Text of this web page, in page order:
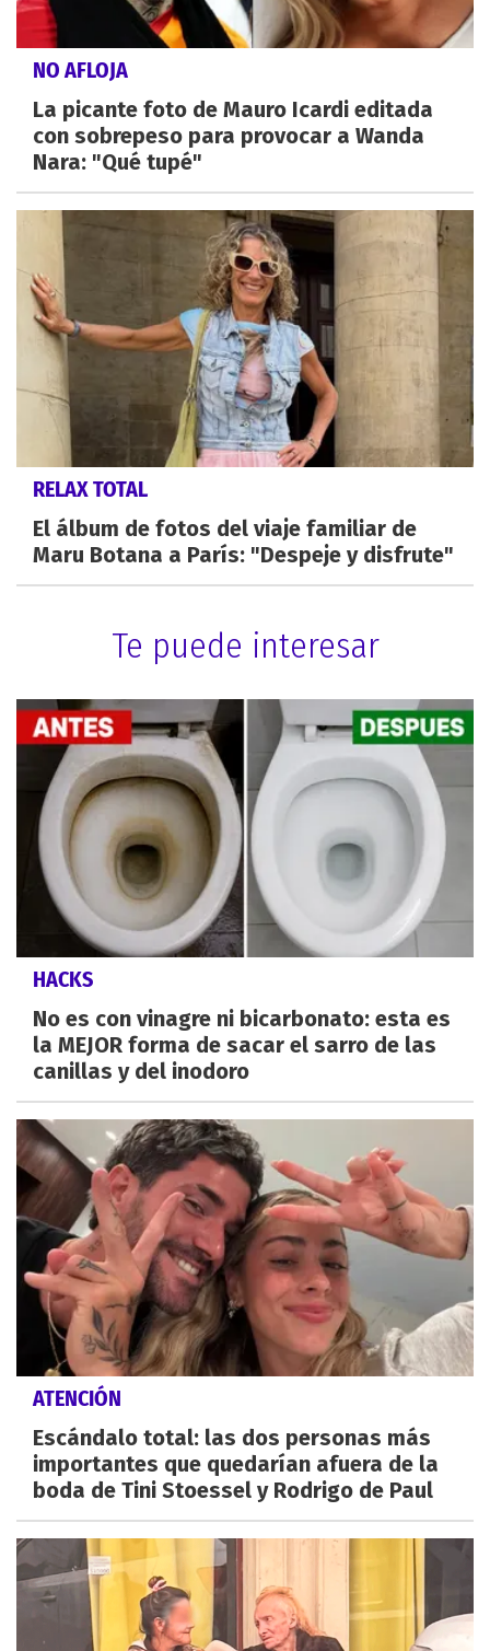
NO AFLOJA
La picante foto de Mauro Icardi editada
con sobrepeso para provocar a Wanda
Nara: "Qué tupé"
RELAX TOTAL
El álbum de fotos del viaje familiar de
Maru Botana a París: "Despeje y disfrute"
Te puede interesar
HACKS
No es con vinagre ni bicarbonato: esta es
la MEJOR forma de sacar el sarro de las
canillas y del inodoro
ATENCIÓN
Escándalo total: las dos personas más
importantes que quedarían afuera de la
boda de Tini Stoessel y Rodrigo de Paul